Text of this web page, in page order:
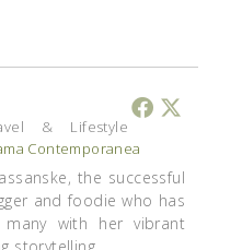
& Lifestyle
Contemporanea
the successful
and foodie who has
with her vibrant